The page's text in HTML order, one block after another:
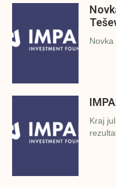
Kraj